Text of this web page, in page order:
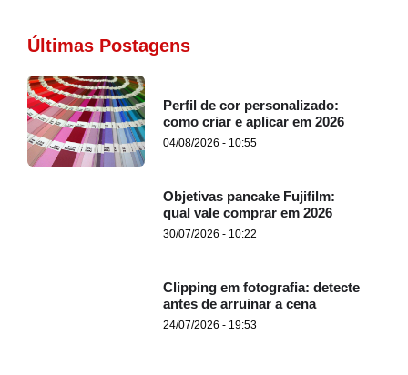
Últimas Postagens
Perfil de cor personalizado:
como criar e aplicar em 2026
04/08/2026 - 10:55
Objetivas pancake Fujifilm:
qual vale comprar em 2026
30/07/2026 - 10:22
Clipping em fotografia: detecte
antes de arruinar a cena
24/07/2026 - 19:53